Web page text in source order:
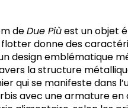
deDue Piùest un objet
flotter donne des
design emblématique
la structure
qui se manifeste dans
avec une armature en